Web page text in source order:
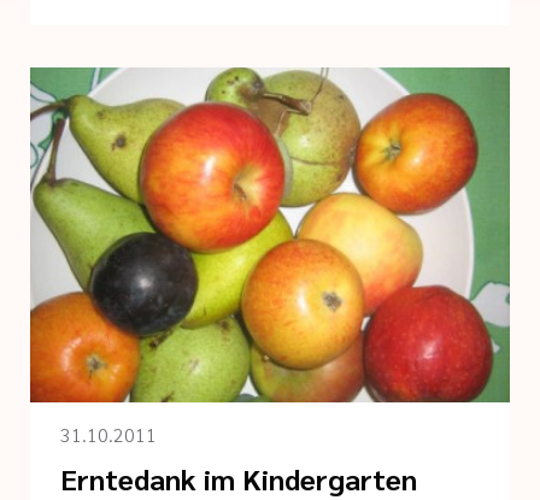
31.10.2011
Erntedank im Kindergarten